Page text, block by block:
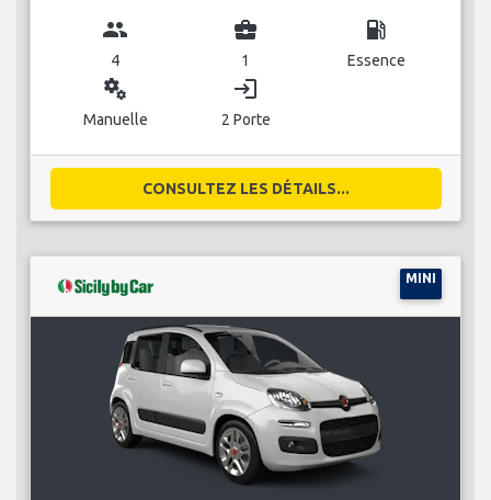
group
4
business_center
1
local_gas_station
Essence
miscellaneous_services
Manuelle
login
2 Porte
CONSULTEZ LES DÉTAILS...
MINI